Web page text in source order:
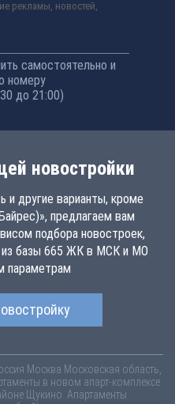
рекламы, новостей,
самостоятельно и
номеру
до 21:00)
новостройки
и другие варианты, кроме
предлагаем вам
подбора новостроек,
из базы 665 ЖК в МСК и МО
параметрам
Москва Московская область,
в новом апарт-комплексе
Щукино. Апартаменты